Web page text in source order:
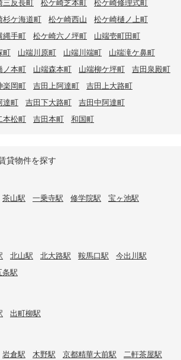
三反長町 松ケ崎芝本町
松ケ崎修理式町
杉ケ海道町 松ケ崎西山
松ケ崎樋ノ上町
縄手町 松ケ崎六ノ坪町
山端壱町田町
町 山端川原町 山端川端町
山端滝ケ鼻町
ノ本町 山端森本町 山端柳ケ坪町
吉田泉殿町
楽岡町 吉田上阿達町
吉田上大路町
達町 吉田下大路町
吉田中阿達町
本松町 吉田本町 和国町
貸物件を探す
茶山駅 一乗寺駅 修学院駅
宝ヶ池駅
北山駅 北大路駅 鞍馬口駅
今出川駅
条駅
出町柳駅
岩倉駅 木野駅 京都精華大前駅
二軒茶屋駅